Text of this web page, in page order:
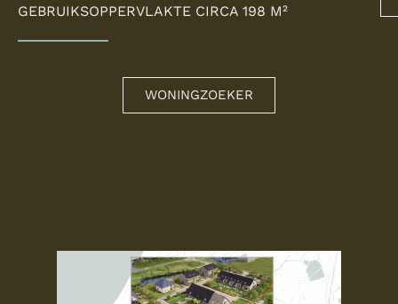
GEBRUIKSOPPERVLAKTE CIRCA 198 M²
WONINGZOEKER